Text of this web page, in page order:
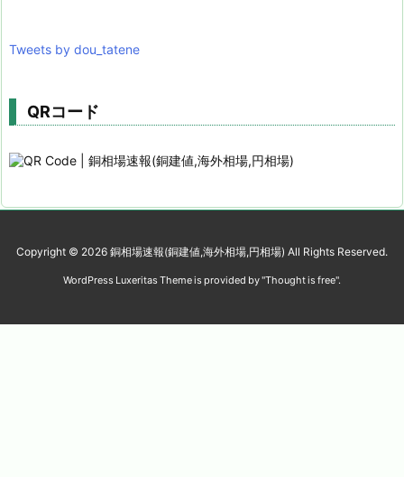
Tweets by dou_tatene
QRコード
Copyright © 2026 銅相場速報(銅建値,海外相場,円相場) All Rights Reserved.
WordPress Luxeritas Theme is provided by "Thought is free".